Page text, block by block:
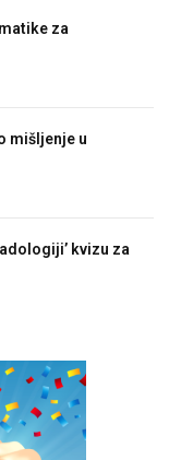
za
mišljenje u
kvizu za